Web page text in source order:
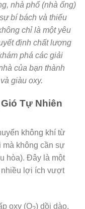
nhà phố (nhà ống)
bí bách và thiếu
chỉ là một yêu
định chất lượng
phá các giải
của bạn thành
giàu oxy.
Tự Nhiên
không khí từ
mà không cần sự
hòa). Đây là một
nhiều lợi ích vượt
oxy (O ) dồi dào,